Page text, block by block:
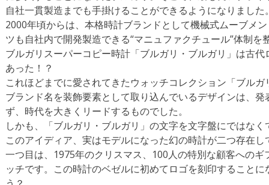
自社一貫製造までも手掛けることができるようになりました
2000年頃からは、本格時計ブランドとして機械式ムーブメ
ツも自社内で開発製造できる“マニュファクチュール”体制を
ブルガリスーパーコピー時計「ブルガリ・ブルガリ」は古
あった！？
これほどまでに愛されてきたウォッチコレクション「ブル
ブランド名を装飾要素として取り込んでいるデザインは、
ず、時代を大きくリードするものでした。
しかも、「ブルガリ・ブルガリ」の文字を文字盤にではな
このアイディア、実はモデルになった幻の時計が二つ存在
一つ目は、1975年のクリスマス、100人の特別な顧客への
ッチです。この時計のベゼルに初めてロゴを刻印すること